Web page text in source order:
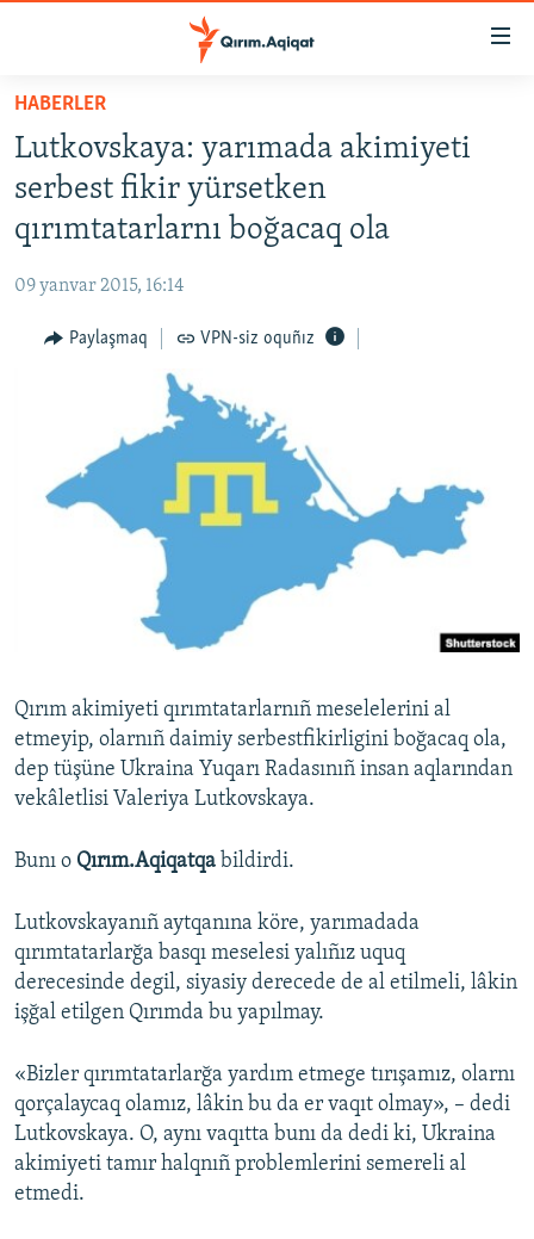
Esas
qaytmaq
Baş
navigatsiyağa
qaytmaq
Qıdıruvğa
qaytmaq
HABERLER
SİYASET
İQTİSADİYAT
MEDENİYET
İNSAN AQLARI
BLOGLAR
FİKİR
RFE/RS bütün saytları
HABERLER
Lutkovskaya: yarımada akimiyeti
serbest fikir yürsetken
qırımtatarlarnı boğacaq ola
09 yanvar 2015, 16:14
Paylaşmaq VPN-siz oquñız
Qırım akimiyeti qırımtatarlarnıñ meselelerini al
etmeyip, olarnıñ daimiy serbestfikirligini boğacaq ola,
dep tüşüne Ukraina Yuqarı Radasınıñ insan aqlarından
vekâletlisi Valeriya Lutkovskaya.
Bunı o Qırım.Aqiqatqa bildirdi.
Lutkovskayanıñ aytqanına köre, yarımadada
qırımtatarlarğa basqı meselesi yalıñız uquq
derecesinde degil, siyasiy derecede de al etilmeli, lâkin
işğal etilgen Qırımda bu yapılmay.
«Bizler qırımtatarlarğa yardım etmege tırışamız, olarnı
qorçalaycaq olamız, lâkin bu da er vaqıt olmay», – dedi
Lutkovskaya. O, aynı vaqıtta bunı da dedi ki, Ukraina
akimiyeti tamır halqnıñ problemlerini semereli al
etmedi.